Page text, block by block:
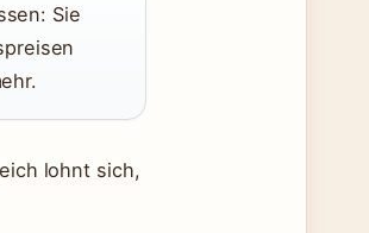
Sie
lohnt sich,